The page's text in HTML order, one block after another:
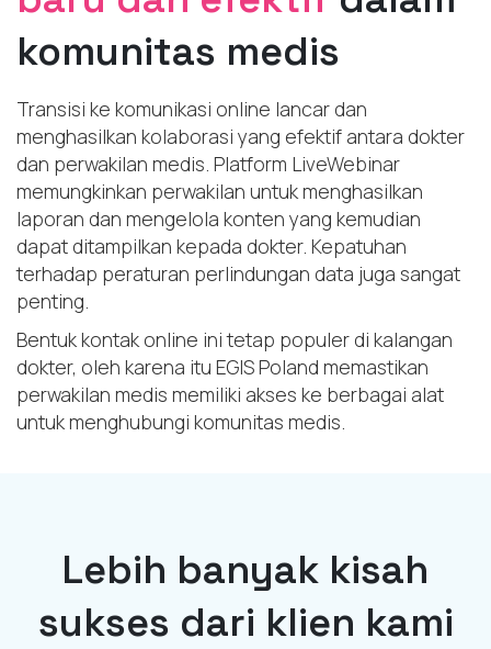
komunitas medis
Transisi ke komunikasi online lancar dan
menghasilkan kolaborasi yang efektif antara dokter
dan perwakilan medis. Platform LiveWebinar
memungkinkan perwakilan untuk menghasilkan
laporan dan mengelola konten yang kemudian
dapat ditampilkan kepada dokter. Kepatuhan
terhadap peraturan perlindungan data juga sangat
penting.
Bentuk kontak online ini tetap populer di kalangan
dokter, oleh karena itu EGIS Poland memastikan
perwakilan medis memiliki akses ke berbagai alat
untuk menghubungi komunitas medis.
Lebih banyak kisah
sukses dari klien kami